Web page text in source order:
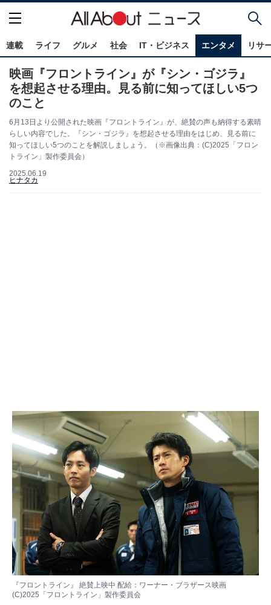
連載 ライフ グルメ 社会 IT・ビジネス エンタメ リサ
映画『フロントライン』が『シン・ゴジラ』
を想起させる理由。見る前に知ってほしい5つ
のこと
6月13日より公開された映画『フロントライン』が、絶賛の声も納得する素晴
らしい内容でした。『シン・ゴジラ』を想起させる理由をはじめ、見る前に
知ってほしい5つのことを解説しましょう。（※画像出典：(C)2025「フロン
トライン」製作委員会）
2025.06.19
ヒナタカ
『フロントライン』 絶賛上映中 配給：ワーナー・ブラザース映画
(C)2025「フロントライン」製作委員会